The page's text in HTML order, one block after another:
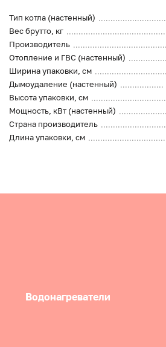
Тип котла (настенный)
Вес брутто, кг
Производитель
Отопление и ГВС (настенный)
Ширина упаковки, см
Дымоудаление (настенный)
Высота упаковки, см
Мощность, кВт (настенный)
Страна производитель
Длина упаковки, см
Водонагреватели